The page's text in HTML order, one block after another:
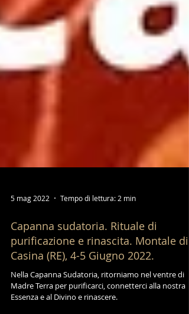
5 mag 2022 Tempo di lettura: 2 min
Capanna sudatoria. Rituale di